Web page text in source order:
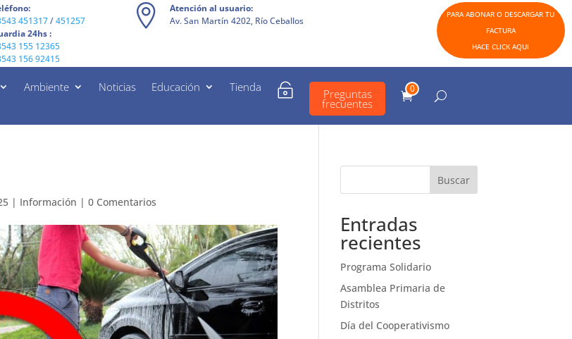
451317/451257
24hs :
155 12365
156 92415
Atención al usuario:
Av. San Martín 4202, Río Ceballos
PARA ABONAR O DESCARGAR TU
FACTURA
HACE CLICK AQUI
Ambiente Noticias Educación Tienda  Preguntas
frecuentes
0
| Información |0 Comentarios
Buscar
Entradas
recientes
Programa Solidario
Asamblea Primaria de
Distritos
Día del Cooperativismo